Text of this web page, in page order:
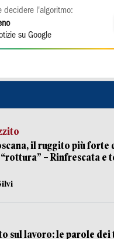
decidere l'algoritmo:
su Google
il ruggito più forte
– Rinfrescata e
sul lavoro: le parole